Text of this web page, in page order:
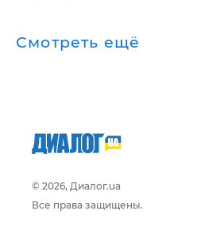
Смотреть ещё
© 2026, Диалог.ua
Все права защищены.